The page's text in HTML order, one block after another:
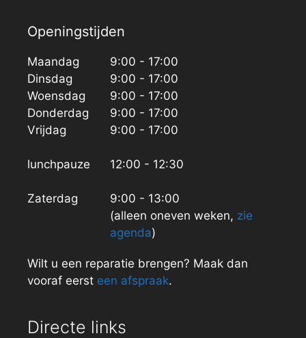
Openingstijden
Maandag
Dinsdag
Woensdag
Donderdag
Vrijdag
lunchpauze
Zaterdag
9:00 - 17:00
9:00 - 17:00
9:00 - 17:00
9:00 - 17:00
9:00 - 17:00
12:00 - 12:30
9:00 - 13:00
(alleen oneven weken, zie
agenda)
Wilt u een reparatie brengen? Maak dan
vooraf eerst een afspraak.
Directe links